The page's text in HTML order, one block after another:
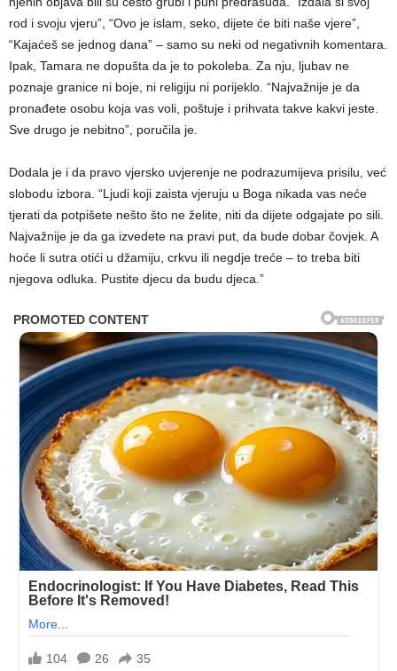
rod i svoju vjeru”, “Ovo je islam, seko, dijete će biti naše vjere”,
“Kajaćeš se jednog dana” – samo su neki od negativnih komentara.
Ipak, Tamara ne dopušta da je to pokoleba. Za nju, ljubav ne
poznaje granice ni boje, ni religiju ni porijeklo. “Najvažnije je da
pronađete osobu koja vas voli, poštuje i prihvata takve kakvi jeste.
Sve drugo je nebitno”, poručila je.
Dodala je i da pravo vjersko uvjerenje ne podrazumijeva prisilu, već
slobodu izbora. “Ljudi koji zaista vjeruju u Boga nikada vas neće
tjerati da potpišete nešto što ne želite, niti da dijete odgajate po sili.
Najvažnije je da ga izvedete na pravi put, da bude dobar čovjek. A
hoće li sutra otići u džamiju, crkvu ili negdje treće – to treba biti
njegova odluka. Pustite djecu da budu djeca.”